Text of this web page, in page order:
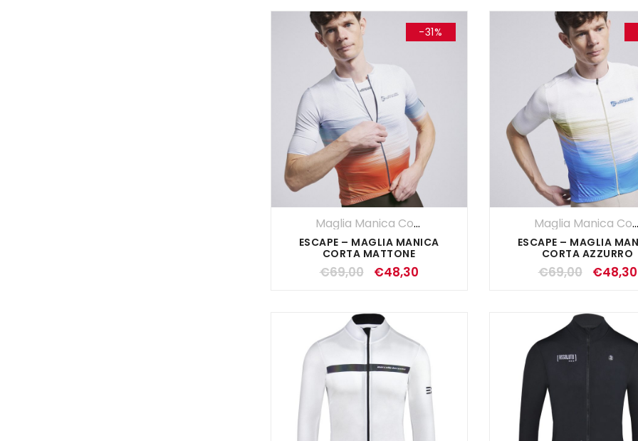
-31%
Maglia Manica Corta SALDI ESTIVI,UOMO
ESCAPE – MAGLIA MANICA
CORTA MATTONE
€69,00 €48,30
Maglia Manica Corta
ESCAPE – MAGLIA
CORTA AZZURRO
€69,00 €48,30